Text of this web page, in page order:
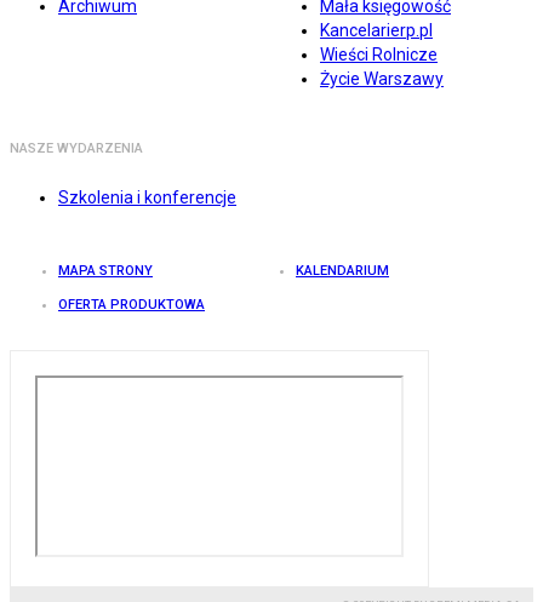
Archiwum
Mała księgowość
Kancelarierp.pl
Wieści Rolnicze
Życie Warszawy
NASZE WYDARZENIA
Szkolenia i konferencje
MAPA STRONY KALENDARIUM
OFERTA PRODUKTOWA